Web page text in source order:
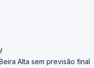
Alta sem previsão final